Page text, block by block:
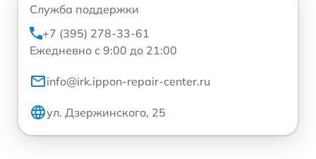
Служба поддержки
+7 (395) 278-33-61
Ежедневно с 9:00 до 21:00
info@irk.ippon-repair-center.ru
ул. Дзержинского, 25